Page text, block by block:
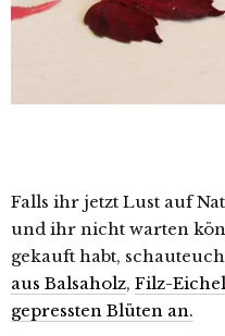
Falls ihr jetzt Lust auf
und ihr nicht warten
gekauft habt,
aus Balsaholz, Filz-
gepressten Blüten an.